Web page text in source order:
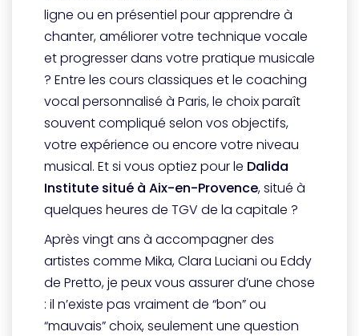
ligne ou en présentiel pour apprendre à
chanter, améliorer votre technique vocale
et progresser dans votre pratique musicale
? Entre les cours classiques et le coaching
vocal personnalisé à Paris, le choix paraît
souvent compliqué selon vos objectifs,
votre expérience ou encore votre niveau
musical. Et si vous optiez pour le Dalida
Institute situé à Aix-en-Provence, situé à
quelques heures de TGV de la capitale ?
Après vingt ans à accompagner des
artistes comme Mika, Clara Luciani ou Eddy
de Pretto, je peux vous assurer d’une chose
: il n’existe pas vraiment de “bon” ou
“mauvais” choix, seulement une question